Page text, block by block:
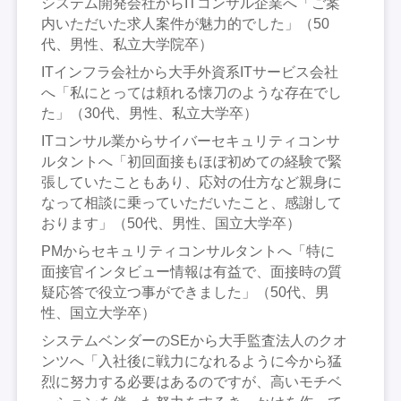
内いただいた求人案件が魅力的でした」（50
代、男性、私立大学院卒）
ITインフラ会社から大手外資系ITサービス会社
へ「私にとっては頼れる懐刀のような存在でし
た」（30代、男性、私立大学卒）
ITコンサル業からサイバーセキュリティコンサ
ルタントへ「初回面接もほぼ初めての経験で緊
張していたこともあり、応対の仕方など親身に
なって相談に乗っていただいたこと、感謝して
おります」（50代、男性、国立大学卒）
PMからセキュリティコンサルタントへ「特に
面接官インタビュー情報は有益で、面接時の質
疑応答で役立つ事ができました」（50代、男
性、国立大学卒）
システムベンダーのSEから大手監査法人のクオ
ンツへ「入社後に戦力になれるように今から猛
烈に努力する必要はあるのですが、高いモチベ